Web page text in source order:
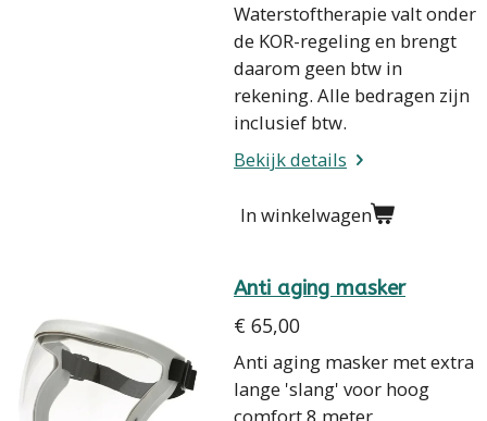
Waterstoftherapie valt onder
de KOR-regeling en brengt
daarom geen btw in
rekening. Alle bedragen zijn
inclusief btw.
Bekijk details
In winkelwagen
Anti aging masker
€ 65,00
Anti aging masker met extra
lange 'slang' voor hoog